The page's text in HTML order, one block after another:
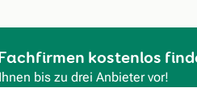
kostenlos
bis zu drei Anbieter vor!